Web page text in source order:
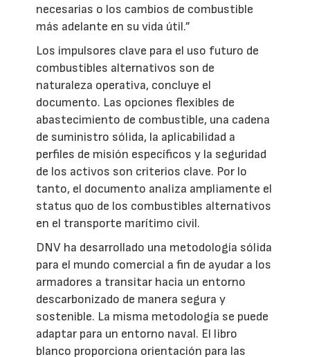
necesarias o los cambios de combustible
más adelante en su vida útil.”
Los impulsores clave para el uso futuro de
combustibles alternativos son de
naturaleza operativa, concluye el
documento. Las opciones flexibles de
abastecimiento de combustible, una cadena
de suministro sólida, la aplicabilidad a
perfiles de misión específicos y la seguridad
de los activos son criterios clave. Por lo
tanto, el documento analiza ampliamente el
status quo de los combustibles alternativos
en el transporte marítimo civil.
DNV ha desarrollado una metodología sólida
para el mundo comercial a fin de ayudar a los
armadores a transitar hacia un entorno
descarbonizado de manera segura y
sostenible. La misma metodología se puede
adaptar para un entorno naval. El libro
blanco proporciona orientación para las